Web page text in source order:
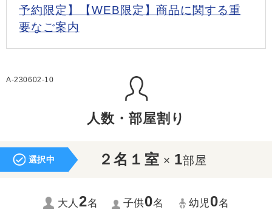
予約限定】【WEB限定】商品に関する重
要なご案内
A-230602-10
人数・部屋割り
選択中 ２名１室 × 1部屋
大人2名 子供0名 幼児0名